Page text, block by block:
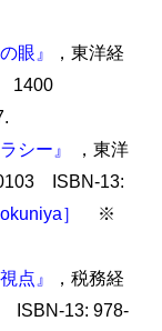
眼』
，東洋経
1400
シー』
，東洋
ISBN-13:
］
※
点』
，税務経
ISBN-13: 978-